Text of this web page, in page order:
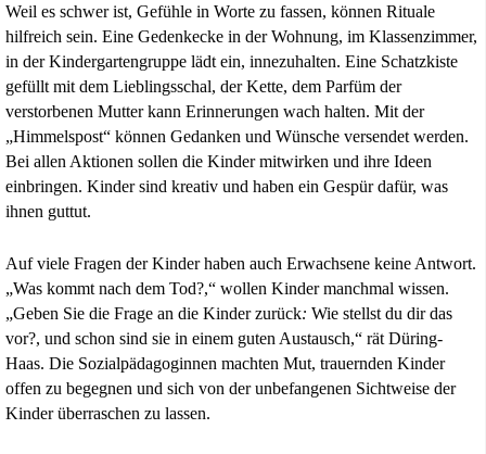
Weil es schwer ist, Gefühle in Worte zu fassen, können Rituale
hilfreich sein. Eine Gedenkecke in der Wohnung, im Klassenzimmer,
in der Kindergartengruppe lädt ein, innezuhalten. Eine Schatzkiste
gefüllt mit dem Lieblingsschal, der Kette, dem Parfüm der
verstorbenen Mutter kann Erinnerungen wach halten. Mit der
„Himmelspost“ können Gedanken und Wünsche versendet werden.
Bei allen Aktionen sollen die Kinder mitwirken und ihre Ideen
einbringen. Kinder sind kreativ und haben ein Gespür dafür, was
ihnen guttut.
Auf viele Fragen der Kinder haben auch Erwachsene keine Antwort.
„Was kommt nach dem Tod?,“ wollen Kinder manchmal wissen.
„Geben Sie die Frage an die Kinder zurück: Wie stellst du dir das
vor?, und schon sind sie in einem guten Austausch,“ rät Düring-
Haas. Die Sozialpädagoginnen machten Mut, trauernden Kinder
offen zu begegnen und sich von der unbefangenen Sichtweise der
Kinder überraschen zu lassen.